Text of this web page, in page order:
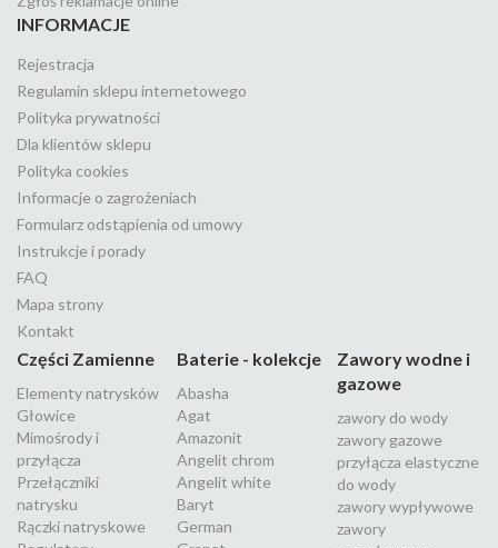
INFORMACJE
Rejestracja
Regulamin sklepu internetowego
Polityka prywatności
Dla klientów sklepu
Polityka cookies
Informacje o zagrożeniach
Formularz odstąpienia od umowy
Instrukcje i porady
FAQ
Mapa strony
Kontakt
Części Zamienne
Elementy natrysków
Głowice
Mimośrody i
przyłącza
Przełączniki
natrysku
Rączki natryskowe
Baterie - kolekcje
Abasha
Agat
Amazonit
Angelit chrom
Angelit white
Baryt
German
Zawory wodne i
gazowe
zawory do wody
zawory gazowe
przyłącza elastyczne
do wody
zawory wypływowe
zawory